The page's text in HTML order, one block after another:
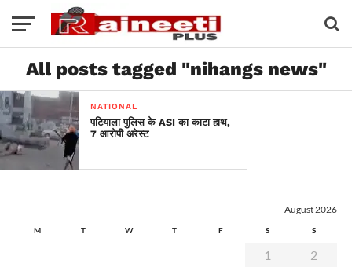
All posts tagged "nihangs news"
NATIONAL
पटियाला पुलिस के ASI का काटा हाथ,
7 आरोपी अरेस्ट
August 2026
M T W T F S S
1
2